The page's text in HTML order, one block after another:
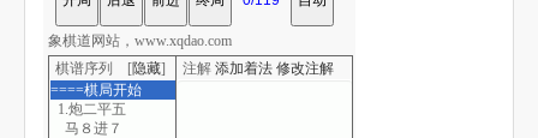
棋谱序列 [隐藏]
====棋局开始
1.炮二平五
马８进７
注解 添加着法 修改注解
象棋道网站，www.xqdao.com